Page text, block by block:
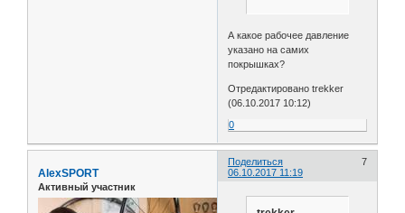
А какое рабочее давление
указано на самих
покрышках?
Отредактировано trekker
(06.10.2017 10:12)
0
Поделиться
7
06.10.2017 11:19
AlexSPORT
Активный участник